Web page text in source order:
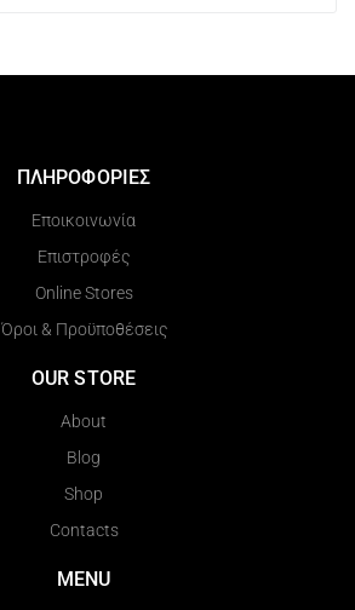
ΠΛΗΡΟΦΟΡΙΕΣ
Εποικοινωνία
Επιστροφές
Online Stores
Όροι & Προϋποθέσεις
OUR STORE
About
Blog
Shop
Contacts
MENU